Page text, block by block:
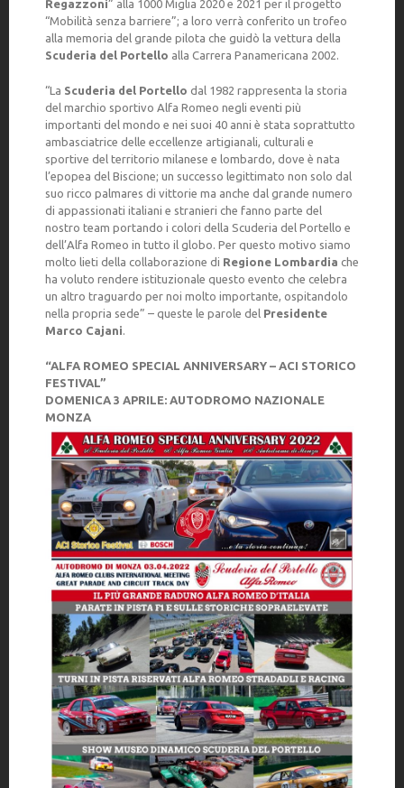
Regazzoni” alla 1000 Miglia 2020 e 2021 per il progetto
“Mobilità senza barriere”; a loro verrà conferito un trofeo
alla memoria del grande pilota che guidò la vettura della
Scuderia del Portello alla Carrera Panamericana 2002.
“La Scuderia del Portello dal 1982 rappresenta la storia
del marchio sportivo Alfa Romeo negli eventi più
importanti del mondo e nei suoi 40 anni è stata soprattutto
ambasciatrice delle eccellenze artigianali, culturali e
sportive del territorio milanese e lombardo, dove è nata
l’epopea del Biscione; un successo legittimato non solo dal
suo ricco palmares di vittorie ma anche dal grande numero
di appassionati italiani e stranieri che fanno parte del
nostro team portando i colori della Scuderia del Portello e
dell’Alfa Romeo in tutto il globo. Per questo motivo siamo
molto lieti della collaborazione di Regione Lombardia che
ha voluto rendere istituzionale questo evento che celebra
un altro traguardo per noi molto importante, ospitandolo
nella propria sede” – queste le parole del Presidente
Marco Cajani.
“ALFA ROMEO SPECIAL ANNIVERSARY – ACI STORICO
FESTIVAL”
DOMENICA 3 APRILE: AUTODROMO NAZIONALE
MONZA